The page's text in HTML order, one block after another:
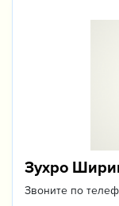
Зухро
Звоните по